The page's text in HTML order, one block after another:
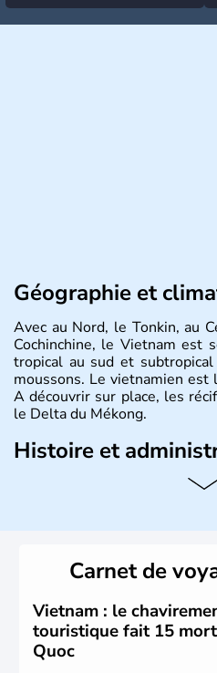
Géographie et
Avec au Nord, le Tonkin, au
Cochinchine, le Vietnam est
tropical au sud et
moussons. Le vietnamien est
A découvrir sur place, les
le Delta du Mékong.
Histoire et
Pays d'Asie du Sud-Est
nom récent de l'ancienne
Carnet de
Vietnam : le
touristique fait 15
Quoc